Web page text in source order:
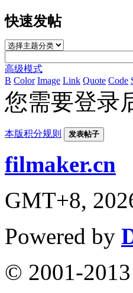
快速发帖
高级模式
B Color Image Link Quote Code
您需要登录
本版积分规则 发表帖子
filmaker.cn
GMT+8,
Powered by
© 2001-2013